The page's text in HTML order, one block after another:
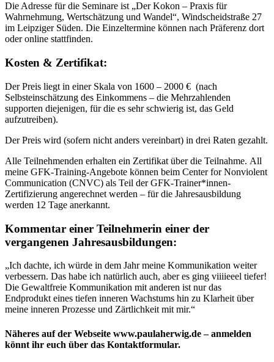
Die Adresse für die Seminare ist „Der Kokon – Praxis für
Wahrnehmung, Wertschätzung und Wandel“, Windscheidstraße 27
im Leipziger Süden. Die Einzeltermine können nach Präferenz dort
oder online stattfinden.
Kosten & Zertifikat:
Der Preis liegt in einer Skala von 1600 – 2000 € (nach
Selbsteinschätzung des Einkommens – die Mehrzahlenden
supporten diejenigen, für die es sehr schwierig ist, das Geld
aufzutreiben).
Der Preis wird (sofern nicht anders vereinbart) in drei Raten gezahlt.
Alle Teilnehmenden erhalten ein Zertifikat über die Teilnahme. All
meine GFK-Training-Angebote können beim Center for Nonviolent
Communication (CNVC) als Teil der GFK-Trainer*innen-
Zertifizierung angerechnet werden – für die Jahresausbildung
werden 12 Tage anerkannt.
Kommentar einer Teilnehmerin einer der
vergangenen Jahresausbildungen:
„Ich dachte, ich würde in dem Jahr meine Kommunikation weiter
verbessern. Das habe ich natürlich auch, aber es ging viiiieeel tiefer!
Die Gewaltfreie Kommunikation mit anderen ist nur das
Endprodukt eines tiefen inneren Wachstums hin zu Klarheit über
meine inneren Prozesse und Zärtlichkeit mit mir.“
Näheres auf der Webseite www.paulaherwig.de – anmelden
könnt ihr euch über das Kontaktformular.